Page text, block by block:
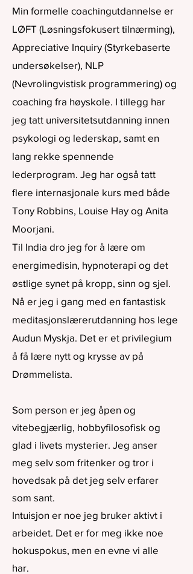
Min formelle coachingutdannelse er
LØFT (Løsningsfokusert tilnærming),
Appreciative Inquiry (Styrkebaserte
undersøkelser), NLP
(Nevrolingvistisk programmering) og
coaching fra høyskole. I tillegg har
jeg tatt universitetsutdanning innen
psykologi og lederskap, samt en
lang rekke spennende
lederprogram. Jeg har også tatt
flere internasjonale kurs med både
Tony Robbins, Louise Hay og Anita
Moorjani.
Til India dro jeg for å lære om
energimedisin, hypnoterapi og det
østlige synet på kropp, sinn og sjel.
Nå er jeg i gang med en fantastisk
meditasjonslærerutdanning hos lege
Audun Myskja. Det er et privilegium
å få lære nytt og krysse av på
Drømmelista.
Som person er jeg åpen og
vitebegjærlig, hobbyfilosofisk og
glad i livets mysterier. Jeg anser
meg selv som fritenker og tror i
hovedsak på det jeg selv erfarer
som sant.
Intuisjon er noe jeg bruker aktivt i
arbeidet. Det er for meg ikke noe
hokuspokus, men en evne vi alle
har.